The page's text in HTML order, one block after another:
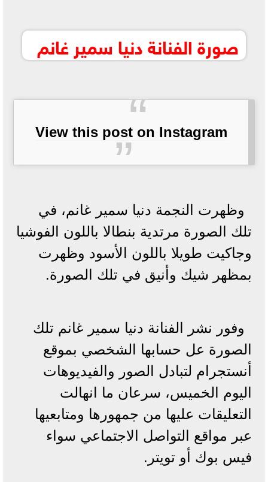
صورة الفنانة دنيا سمير غانم
View this post on Instagram
وظهرت النجمة دنيا سمير غانم، في
تلك الصورة مرتدية بنطالا باللون الفوشيا
وجاكيت طويلا باللون الأسود وظهرت
بمظهر شيك وأنيق في تلك الصورة.
وفور نشر الفنانة دنيا سمير غانم تلك
الصورة عل حسابها الشخصي بموقع
أنستجرام لتبادل الصور والفيديوهات
اليوم الخميس، سرعان ما انهالت
التعليقات عليها من جمهورها ومتابعيها
عبر مواقع التواصل الاجتماعي سواء
فيس بوك أو تويتر.